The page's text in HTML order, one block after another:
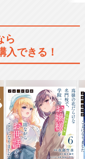
ら
入できる！